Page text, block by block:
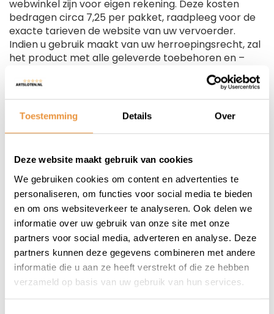
Toestemming Details Over
Deze website maakt gebruik van cookies
We gebruiken cookies om content en advertenties te
personaliseren, om functies voor social media te bieden
en om ons websiteverkeer te analyseren. Ook delen we
informatie over uw gebruik van onze site met onze
partners voor social media, adverteren en analyse. Deze
partners kunnen deze gegevens combineren met andere
informatie die u aan ze heeft verstrekt of die ze hebben
verzameld op basis van uw gebruik van hun services.
webwinkel zijn voor eigen rekening. Deze kosten
bedragen circa 7,25 per pakket, raadpleeg voor de
exacte tarieven de website van uw vervoerder.
Indien u gebruik maakt van uw herroepingsrecht, zal
het product met alle geleverde toebehoren en –
indien redelijkerwijze mogelijk – in de originele staat
en verpakking aan de ondernemer geretourneerd
worden. Mocht het product beschadigd of de
verpakking meer beschadigd zijn dan nodig is om het
product te verkopen, dan kunnen we deze
waardevermindering van het product aan u
en zorg ervoor dat deze bij een retour goed verpakt
is.
Om gebruik te maken van dit recht kunt u contact
met ons opnemen viainfo@artsloten.nl. Wij zullen
vervolgens het verschuldigde orderbedrag binnen 14
dagen na aanmelding van uw retour terugstorten
mits het product reeds in goede orde retour
ontvangen is.
Uw retour aanmelden